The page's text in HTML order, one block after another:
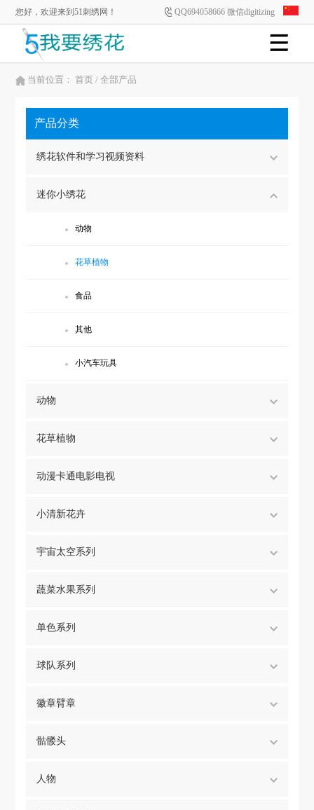
您好，欢迎来到51刺绣网！ QQ694058666 微信digitizing
当前位置：首页 / 全部产品
产品分类
绣花软件和学习视频资料
迷你小绣花
动物
花草植物
食品
其他
小汽车玩具
动物
花草植物
动漫卡通电影电视
小清新花卉
宇宙太空系列
蔬菜水果系列
单色系列
球队系列
徽章臂章
骷髅头
人物